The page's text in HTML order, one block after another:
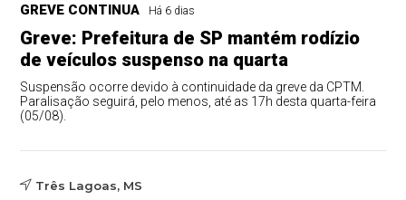
GREVE CONTINUA Há 6 dias
Greve: Prefeitura de SP mantém rodízio
de veículos suspenso na quarta
Suspensão ocorre devido à continuidade da greve da CPTM.
Paralisação seguirá, pelo menos, até as 17h desta quarta-feira
(05/08).
Três Lagoas, MS